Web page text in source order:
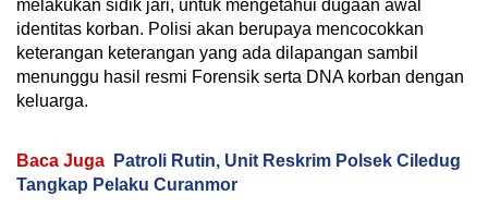
melakukan sidik jari, untuk mengetahui dugaan awal
identitas korban. Polisi akan berupaya mencocokkan
keterangan keterangan yang ada dilapangan sambil
menunggu hasil resmi Forensik serta DNA korban dengan
keluarga.
Baca Juga
Patroli Rutin, Unit Reskrim Polsek Ciledug
Tangkap Pelaku Curanmor